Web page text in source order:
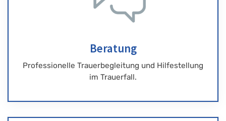
Beratung
Professionelle Trauerbegleitung und Hilfestellung
im Trauerfall.